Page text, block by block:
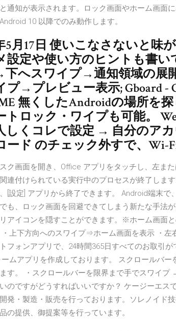
通知が表示されます。ロック画面やホーム画面
10 以降でのみ動作します。
5月17日 使いこなさないと味
設定や使い方のヒントも書
へスワイプ→通知領域の展
プ→プレビュー表示; Gboard -
無くしたAndroidの場所を
トロック・ワイプも可能。
しくコレで設定 → 自分のア
ード のチェック外すで、Wi-
ク画面を開き、Office アプリをタッチし、左ま
連付けられている実行中のプロセスが終了しま
[設定] アプリから終了できます。 Android端末
も、ロック画面を回避できてしまう新たな手法
アイコンを隠すことができます。※ホーム画面
・上下方向へのスワイプ⇒ホーム画面を表示 ・
フォンアプリで、24時間365日すべてのお取引
ムアプリを作成しております。 スクロールバ
す。 ・スクロールバーを限界まで手でスワイ
のですがどうすればいいですか？ ケージーエス
発・製造・販売を行っております。ソレノイド
の提供、御提案等を行っています。